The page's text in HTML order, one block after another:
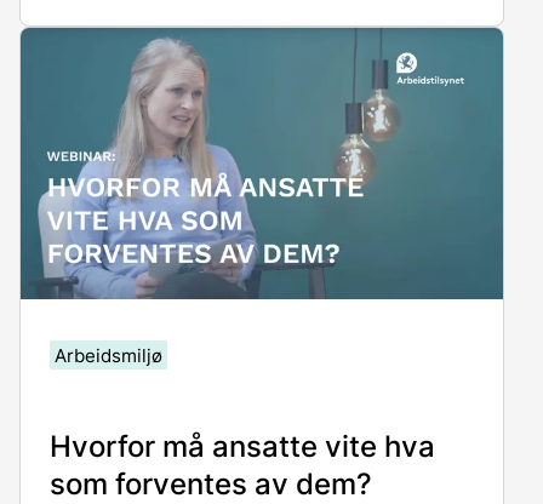
dettewebinaretfra 28. mars 2023 var
åpenhet og respekt på arbeidsplassen tema.
Arbeidsmiljø
Hvorfor må ansatte vite hva
som forventes av dem?